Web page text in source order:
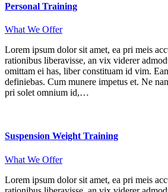
Personal Training
What We Offer
Lorem ipsum dolor sit amet, ea pri meis
rationibus liberavisse, an vix viderer
omittam ei has, liber constituam id vim.
definiebas. Cum munere impetus et. Ne
pri solet omnium id,…
Suspension Weight Training
What We Offer
Lorem ipsum dolor sit amet, ea pri meis